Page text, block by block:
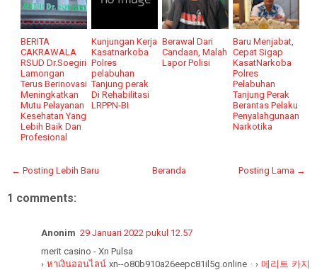
BERITA
CAKRAWALA
RSUD Dr.Soegiri
Lamongan
Terus Berinovasi
Meningkatkan
Mutu Pelayanan
Kesehatan Yang
Lebih Baik Dan
Profesional
Kunjungan Kerja
Kasatnarkoba
Polres
pelabuhan
Tanjung perak
Di Rehabilitasi
LRPPN-BI
Berawal Dari
Candaan, Malah
Lapor Polisi
Baru Menjabat,
Cepat Sigap
KasatNarkoba
Polres
Pelabuhan
Tanjung Perak
Berantas Pelaku
Penyalahgunaan
Narkotika
← Posting Lebih Baru Posting Lama →
Beranda
1 comments:
Anonim 29 Januari 2022 pukul 12.57
merit casino - Xn Pulsa
›หาเงินออนไลน์ xn--o80b910a26eepc81il5g.online · › 메리트 카지